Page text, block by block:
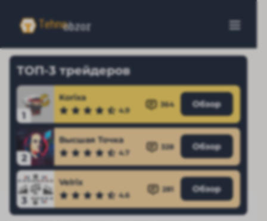
ТОП-3 трейдеров
1
Korixa
4.9
364 Обзор
2
Высшая Точка
4.7
328 Обзор
3
Velrix
4.6
281 Обзор